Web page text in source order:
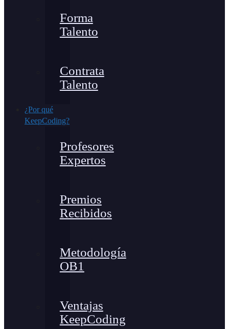
Forma
Talento
Contrata
Talento
¿Por qué
KeepCoding?
Profesores
Expertos
Premios
Recibidos
Metodología
OB1
Ventajas
KeepCoding